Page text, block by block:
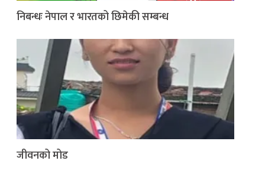
निबन्धः नेपाल र भारतको छिमेकी सम्बन्ध
जीवनको मोड